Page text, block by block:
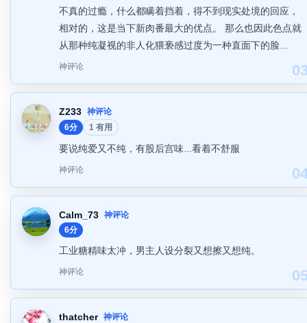
不真的过瘾，什么都瞒着挡着，得不到现实处境的回应，
相对的，这是当下新肉番最大的优点。 那么也因此色点就
从那种纯凝视的非人化猥亵感过度为一种直面下的脸...
神评论
Z233 神评论
6分
1 有用
要说纯爱又不纯，有股后宫味...看着不舒服
神评论
Calm_73 神评论
6分
工业糖精味太冲，男主人设分裂又想擦又想纯。
神评论
thatcher 神评论